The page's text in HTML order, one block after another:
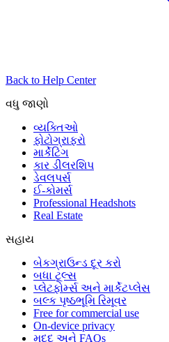
Back to Help Center
વધુ જાણો
વ્યક્તિઓ
ફોટોગ્રાફરો
માર્કેટિંગ
કાર ડીલરશિપ
ડેવલપર્સ
ઈ-કોમર્સ
Professional Headshots
Real Estate
સહાય
બેકગ્રાઉન્ડ દૂર કરો
બધા ટૂલ્સ
પ્લેટફોર્મ્સ અને માર્કેટપ્લેસ
બલ્ક પૃષ્ઠભૂમિ રિમૂવર
Free for commercial use
On-device privacy
મદદ અને FAQs